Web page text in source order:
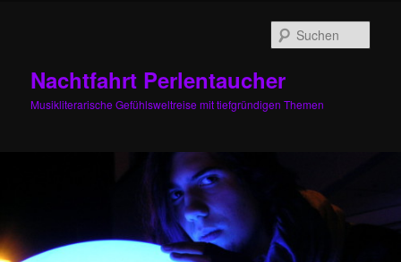
Nachtfahrt Perlentaucher
Musikliterarische Gefühlsweltreise mit tiefgründigen Themen